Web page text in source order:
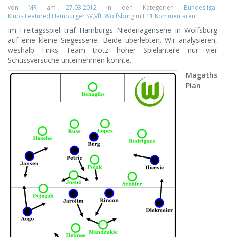
von MRam 27.03.2012in den Kategorien Bundesliga-
Klubs,Featured,Hamburger SV,VfL Wolfsburg mit 11 Kommentaren
Im Freitagsspiel traf Hamburgs Niederlagenserie in Wolfsburg
auf eine kleine Siegesserie. Beide überlebten. Wir analysieren,
weshalb Finks Team trotz hoher Spielanteile nur vier
Schussversuche unternehmen konnte.
Magaths
Plan